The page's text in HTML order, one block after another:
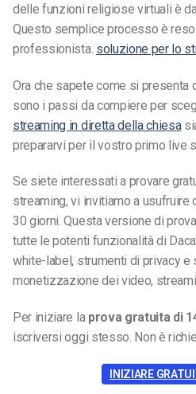
delle funzioni religiose virtuali è
Questo semplice processo è
professionista. soluzione per lo
Ora che sapete come si presenta
sono i passi da compiere per
streaming in diretta della chiesa
prepararvi per il vostro primo live
Se siete interessati a provare
streaming, vi invitiamo a usufruire
30 giorni. Questa versione di
tutte le potenti funzionalità di
white-label, strumenti di privacy e
monetizzazione dei video,
Per iniziare la prova gratuita di
iscriversi oggi stesso. Non è
INIZIARE